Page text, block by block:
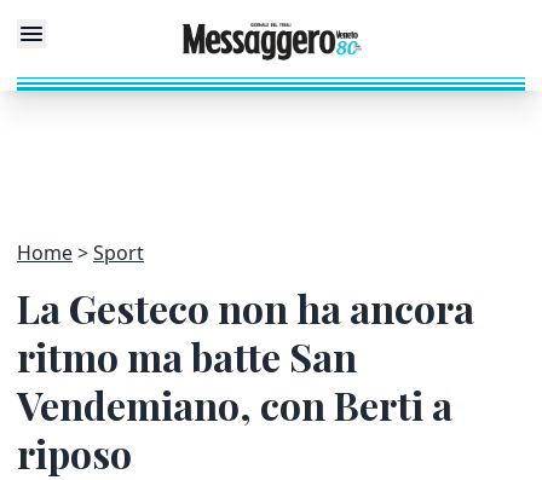
Home Sport
La Gesteco non ha ancora
ritmo ma batte San
Vendemiano, con Berti a
riposo